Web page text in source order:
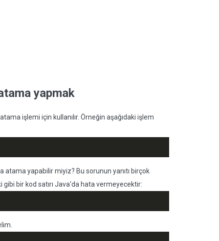
yapmak
işlemi için kullanılır. Örneğin aşağıdaki işlem
yapabilir miyiz? Bu sorunun yanıtı birçok
bir kod satırı Java'da hata vermeyecektir: